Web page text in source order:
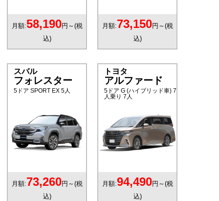
月額:58,190円～(税
込)
月額:73,150円～(税
込)
スバル
フォレスター
5ドア SPORT EX 5人
月額:73,260円～(税
込)
トヨタ
アルファード
5ドア G (ハイブリッド車) 7
人乗り 7人
月額:94,490円～(税
込)